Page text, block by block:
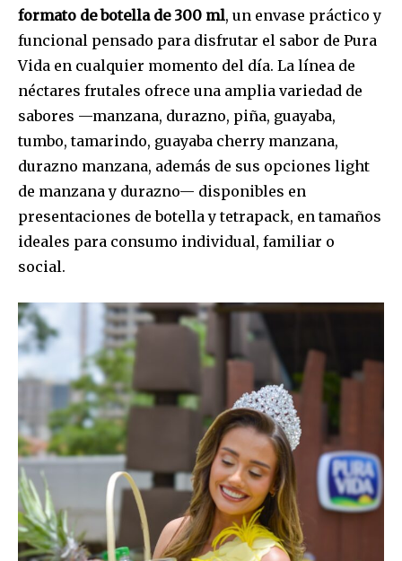
SUBSCRIBERS and be part of the
conversation.
To subscribe, simply enter your email address on our website
or click the subscribe button below. Don't worry, we respect
your privacy and won't spam your inbox. Your information is
safe with us.
SUBSCRIBE
formato de botella de 300 ml, un envase práctico y
funcional pensado para disfrutar el sabor de Pura
Vida en cualquier momento del día. La línea de
néctares frutales ofrece una amplia variedad de
sabores —manzana, durazno, piña, guayaba,
tumbo, tamarindo, guayaba cherry manzana,
durazno manzana, además de sus opciones light
de manzana y durazno— disponibles en
presentaciones de botella y tetrapack, en tamaños
ideales para consumo individual, familiar o
social.